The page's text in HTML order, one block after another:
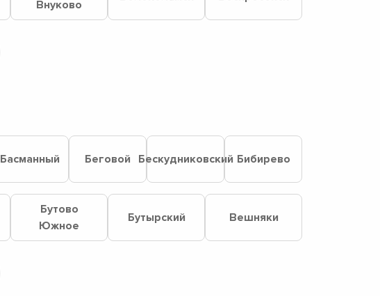
Внуково
Басманный Беговой Бескудниковский Бибирево
Бутово
Южное
Бутырский Вешняки